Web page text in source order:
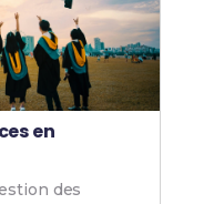
en
des